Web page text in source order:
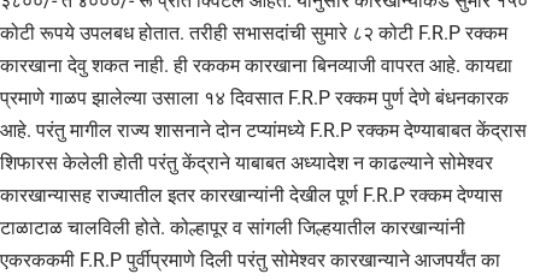
कोटी रूपये उपलबध होतात. तरीही सभासदांची सुमारे ८२ कोटी F.R.P रक्कम
कारखाना देवु शकत नाही. ही रककम कारखाना बिनव्याजी वापरत आहे. कायद्या
प्रमाणे गाळप झालेल्या उसाला १४ दिवसात F.R.P रक्कम पुर्ण देणे बंधनकारक
आहे. परंतु मागील राज्य शासनाने दोन टप्यांमध्ये F.R.P रक्कम देण्याबाबत केंद्रास
शिफारस केलेली होती परंतु केंद्राने याबाबत अध्यादेश न काढल्याने सोमेश्वर
कारखान्यासह राज्यातील इतर कारखान्यांनी देखील पूर्ण F.R.P रक्कम देण्यास
टाळाटाळ चालविली होते. कोल्हापूर व सांगली जिल्हयातील कारखान्यांनी
एकरककमी F.R.P पुर्वीप्रमाणे दिली परंतु सोमेश्वर कारखान्याने आजपर्यंत का